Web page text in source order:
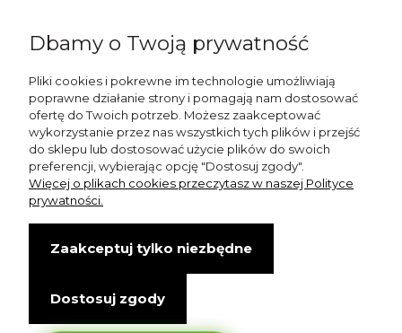
shop@esterashop.com
+48 785 709 330
ESTERA
Otolice 68
99-400 Łowicz
Wskazówki dojazdu
NIP: 8341003819
Copyright © Estera. Wszelkie prawa zastrzeżone.
Dbamy o Twoją prywatność
Pliki cookies i pokrewne im technologie umożliwiają
poprawne działanie strony i pomagają nam dostosować
ofertę do Twoich potrzeb. Możesz zaakceptować
wykorzystanie przez nas wszystkich tych plików i przejść
do sklepu lub dostosować użycie plików do swoich
preferencji, wybierając opcję "Dostosuj zgody".
Więcej o plikach cookies przeczytasz w naszej Polityce
prywatności.
Zaakceptuj tylko niezbędne
Dostosuj zgody